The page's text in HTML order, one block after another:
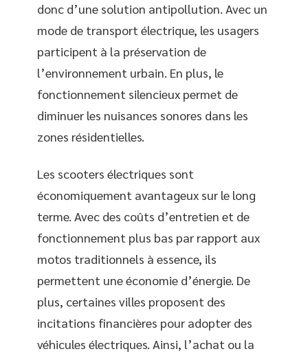
donc d’une solution antipollution. Avec un
mode de transport électrique, les usagers
participent à la préservation de
l’environnement urbain. En plus, le
fonctionnement silencieux permet de
diminuer les nuisances sonores dans les
zones résidentielles.
Les scooters électriques sont
économiquement avantageux sur le long
terme. Avec des coûts d’entretien et de
fonctionnement plus bas par rapport aux
motos traditionnels à essence, ils
permettent une économie d’énergie. De
plus, certaines villes proposent des
incitations financières pour adopter des
véhicules électriques. Ainsi, l’achat ou la